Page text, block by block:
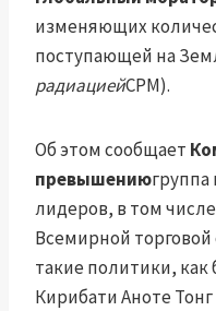
изменяющих
поступающей на
радиациейСРМ).
Об этом сообщает
превышению
лидеров, в том
Всемирной
такие политики,
Кирибати Аноте